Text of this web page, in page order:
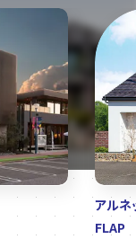
アルネ
FLAP